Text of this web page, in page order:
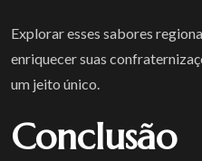
Explorar esses sabores
enriquecer suas
um jeito único.
Conclusão